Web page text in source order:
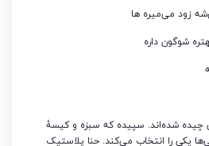
زود می‌میره‌ ها
شوگون داره
شده‌اند. سپیده که سبزه و کیسۀ
یکی را انتخاب می‌کند. حنا پلاستیک